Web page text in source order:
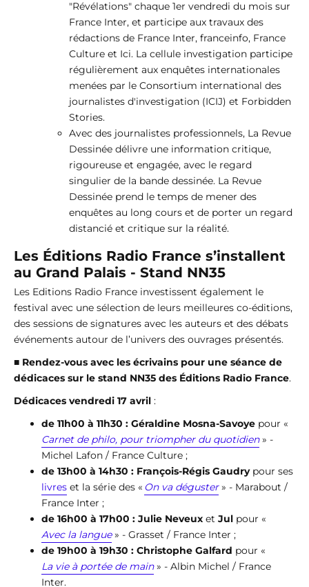
"Révélations" chaque 1er vendredi du mois sur
France Inter, et participe aux travaux des
rédactions de France Inter, franceinfo, France
Culture et Ici. La cellule investigation participe
régulièrement aux enquêtes internationales
menées par le Consortium international des
journalistes d'investigation (ICIJ) et Forbidden
Stories.
Avec des journalistes professionnels, La Revue
Dessinée délivre une information critique,
rigoureuse et engagée, avec le regard
singulier de la bande dessinée. La Revue
Dessinée prend le temps de mener des
enquêtes au long cours et de porter un regard
distancié et critique sur la réalité.
Les Éditions Radio France s’installent
au Grand Palais - Stand NN35
Les Editions Radio France investissent également le
festival avec une sélection de leurs meilleures co-éditions,
des sessions de signatures avec les auteurs et des débats
événements autour de l’univers des ouvrages présentés.
■ Rendez-vous avec les écrivains pour une séance de
dédicaces sur le stand NN35 des Éditions Radio France.
Dédicaces vendredi 17 avril :
de 11h00 à 11h30 : Géraldine Mosna-Savoye pour «
Carnet de philo, pour triompher du quotidien » -
Michel Lafon / France Culture ;
de 13h00 à 14h30 : François-Régis Gaudrypour ses
livres et la série des « On va déguster » - Marabout /
France Inter ;
de 16h00 à 17h00 : Julie Neveux et Jul pour «
Avec la langue» - Grasset / France Inter ;
de 19h00 à 19h30 : Christophe Galfard pour «
La vie à portée de main» - Albin Michel / France
Inter.